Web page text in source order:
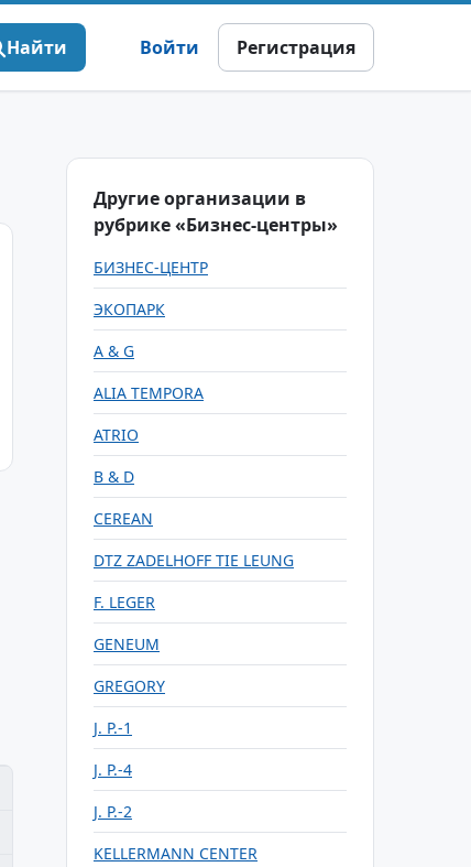
Найти Войти Регистрация
Другие организации в
рубрике «Бизнес-центры»
БИЗНЕС-ЦЕНТР
ЭКОПАРК
A & G
ALIA TEMPORA
ATRIO
B & D
CEREAN
DTZ ZADELHOFF TIE LEUNG
F. LEGER
GENEUM
GREGORY
J. P.-1
J. P.-4
J. P.-2
KELLERMANN CENTER